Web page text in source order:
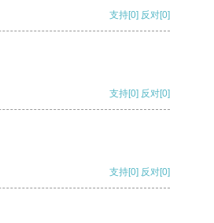
支持[0] 反对[0]
支持[0] 反对[0]
支持[0] 反对[0]